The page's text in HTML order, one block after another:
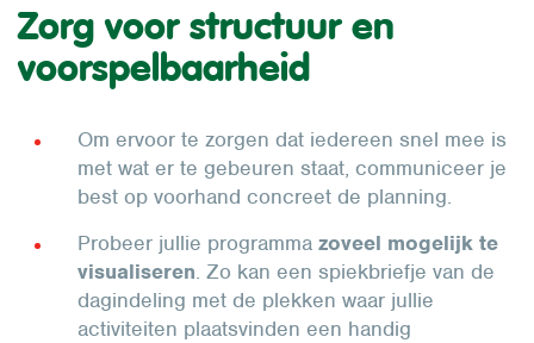
Zorg voor structuur en
voorspelbaarheid
Om ervoor te zorgen dat iedereen snel mee is
met wat er te gebeuren staat, communiceer je
best op voorhand concreet de planning.
Probeer jullie programma zoveel mogelijk te
visualiseren. Zo kan een spiekbriefje van de
dagindeling met de plekken waar jullie
activiteiten plaatsvinden een handig